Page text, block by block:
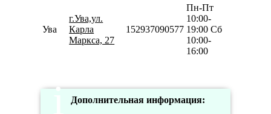
Ува
г.Ува,ул.
Карла
Маркса, 27
152937090577
Пн-Пт
10:00-
19:00 Сб
10:00-
16:00
Дополнительная информация: